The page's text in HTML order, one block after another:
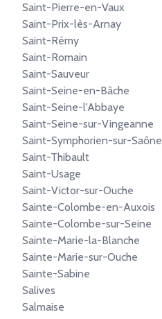
Saint-Pierre-en-Vaux
Saint-Prix-lès-Arnay
Saint-Rémy
Saint-Romain
Saint-Sauveur
Saint-Seine-en-Bâche
Saint-Seine-l'Abbaye
Saint-Seine-sur-Vingeanne
Saint-Symphorien-sur-Saône
Saint-Thibault
Saint-Usage
Saint-Victor-sur-Ouche
Sainte-Colombe-en-Auxois
Sainte-Colombe-sur-Seine
Sainte-Marie-la-Blanche
Sainte-Marie-sur-Ouche
Sainte-Sabine
Salives
Salmaise